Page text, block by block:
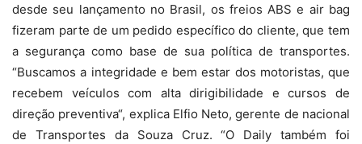
desde seu lançamento no Brasil, os freios ABS e air bag
fizeram parte de um pedido específico do cliente, que tem
a segurança como base de sua política de transportes.
“Buscamos a integridade e bem estar dos motoristas, que
recebem veículos com alta dirigibilidade e cursos de
direção preventiva“, explica Elfio Neto, gerente de nacional
de Transportes da Souza Cruz. “O Daily também foi